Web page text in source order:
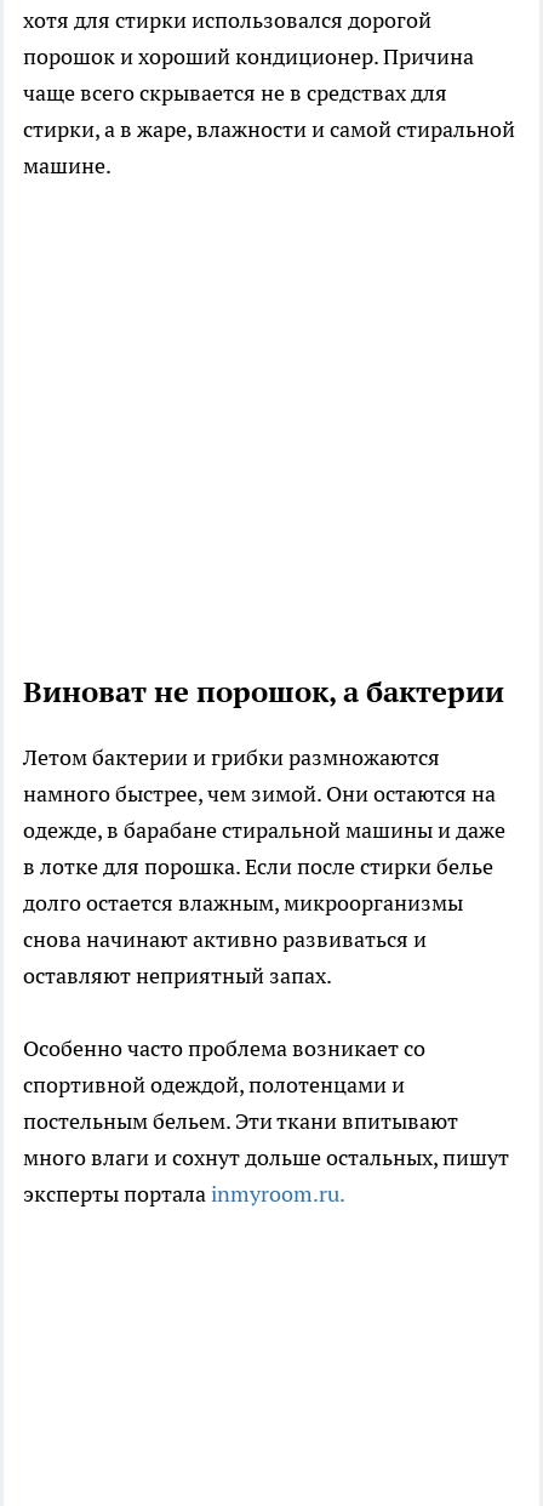
хотя для стирки использовался дорогой
порошок и хороший кондиционер. Причина
чаще всего скрывается не в средствах для
стирки, а в жаре, влажности и самой стиральной
машине.
Виноват не порошок, а бактерии
Летом бактерии и грибки размножаются
намного быстрее, чем зимой. Они остаются на
одежде, в барабане стиральной машины и даже
в лотке для порошка. Если после стирки белье
долго остается влажным, микроорганизмы
снова начинают активно развиваться и
оставляют неприятный запах.
Особенно часто проблема возникает со
спортивной одеждой, полотенцами и
постельным бельем. Эти ткани впитывают
много влаги и сохнут дольше остальных, пишут
эксперты порталаinmyroom.ru.